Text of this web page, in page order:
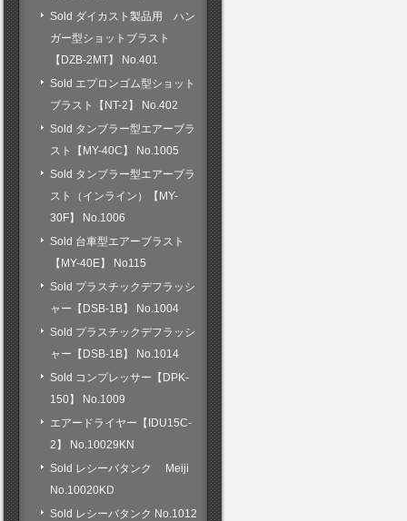
Sold ダイカスト製品用 ハン
ガー型ショットブラスト
【DZB-2MT】 No.401
Sold エプロンゴム型ショット
ブラスト【NT-2】 No.402
Sold タンブラー型エアーブラ
スト【MY-40C】 No.1005
Sold タンブラー型エアーブラ
スト（インライン）【MY-
30F】 No.1006
Sold 台車型エアーブラスト
【MY-40E】 No115
Sold プラスチックデフラッシ
ャー【DSB-1B】 No.1004
Sold プラスチックデフラッシ
ャー【DSB-1B】 No.1014
Sold コンプレッサー【DPK-
150】 No.1009
エアードライヤー【IDU15C-
2】 No.10029KN
Sold レシーバタンク Meiji
No.10020KD
Sold レシーバタンク No.1012